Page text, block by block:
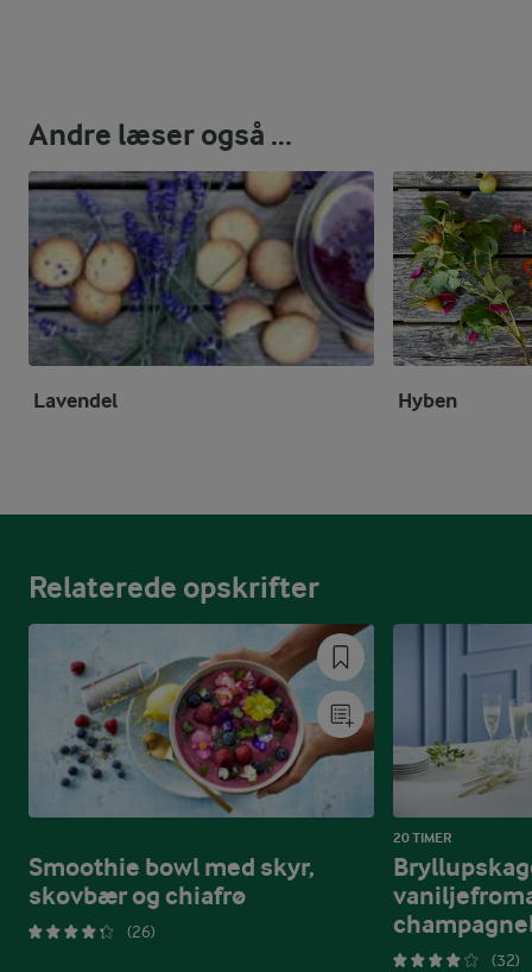
Andre læser også ...
Lavendel Hyben
Relaterede opskrifter
Smoothie bowl med skyr,
skovbær og chiafrø
(26)
20 TIMER
(32)